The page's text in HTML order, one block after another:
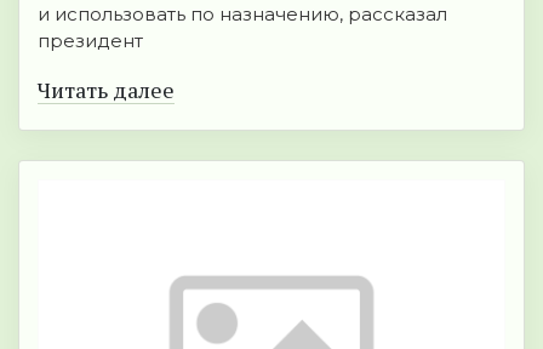
и использовать по назначению, рассказал
президент
Читать далее